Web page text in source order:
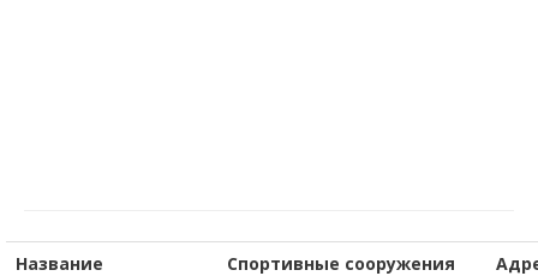
Название Спортивные сооружения